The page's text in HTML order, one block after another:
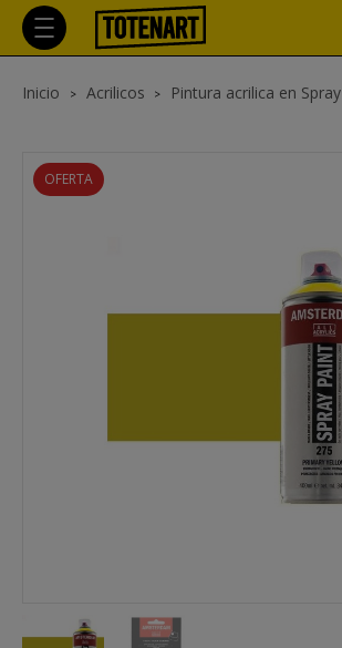
Inicio Acrilicos Pintura acrilica en Spray
OFERTA